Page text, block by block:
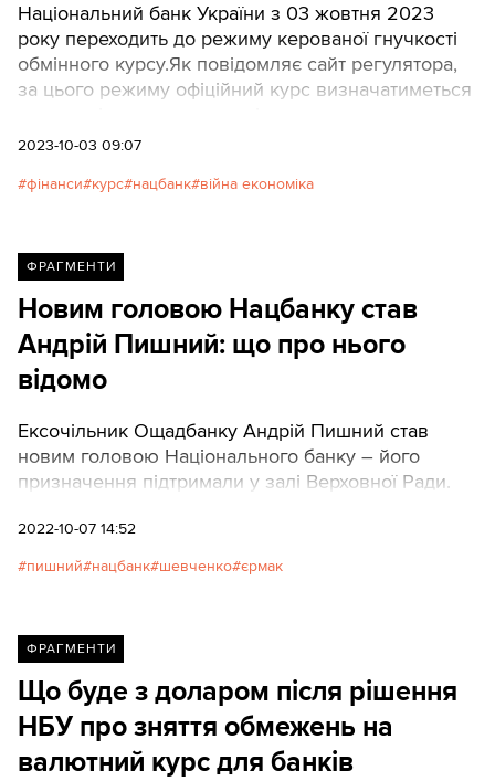
Національний банк України з 03 жовтня 2023
року переходить до режиму керованої гнучкості
обмінного курсу.Як повідомляє сайт регулятора,
за цього режиму офіційний курс визначатиметься
міжбанківському ринку, а не
Нацбанком.Економіст Юрій Гайдай на своїй
2023-10-03 09:07
фінанси курс нацбанк війна економіка
ФРАГМЕНТИ
Новим головою Нацбанку став
Андрій Пишний: що про нього
відомо
Ексочільник Ощадбанку Андрій Пишний став
новим головою Національного банку – його
призначення підтримали у залі Верховної Ради.
2022-10-07 14:52
пишний нацбанк шевченко єрмак
ФРАГМЕНТИ
Що буде з доларом після рішення
НБУ про зняття обмежень на
валютний курс для банків